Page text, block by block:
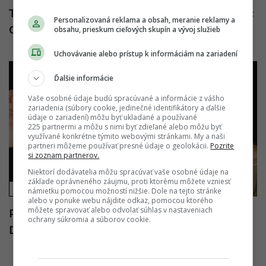
Takto vyzerá vzťah tesne pred rozchodom:
Odborníci odhalili varovné zmeny
KRÁSA
Rozmazané pery sú novým hitom:
Dokonalosť už zjavne vyšla z módy
Personalizovaná reklama a obsah, meranie reklamy a
obsahu, prieskum cieľových skupín a vývoj služieb
Uchovávanie alebo prístup k informáciám na zariadení
Ďalšie informácie
Vaše osobné údaje budú spracúvané a informácie z vášho
zariadenia (súbory cookie, jedinečné identifikátory a ďalšie
údaje o zariadení) môžu byť ukladané a používané
225 partnermi a môžu s nimi byť zdieľané alebo môžu byť
využívané konkrétne týmito webovými stránkami. My a naši
partneri môžeme používať presné údaje o geolokácii. Pozrite
si zoznam partnerov.
Niektorí dodávatelia môžu spracúvať vaše osobné údaje na
základe oprávneného záujmu, proti ktorému môžete vzniesť
námietku pomocou možností nižšie. Dole na tejto stránke
alebo v ponuke webu nájdite odkaz, pomocou ktorého
môžete spravovať alebo odvolať súhlas v nastaveniach
ochrany súkromia a súborov cookie.